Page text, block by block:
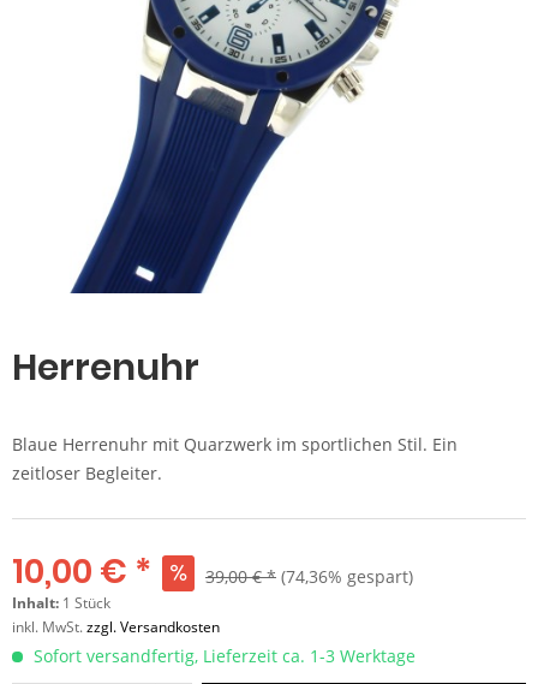
Herrenuhr
Blaue Herrenuhr mit Quarzwerk im sportlichen Stil. Ein
zeitloser Begleiter.
10,00 € * 39,00 € * (74,36% gespart)
Inhalt: 1 Stück
inkl. MwSt.zzgl. Versandkosten
Sofort versandfertig, Lieferzeit ca. 1-3 Werktage